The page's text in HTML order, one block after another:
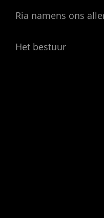
Ria namens ons
Het bestuur